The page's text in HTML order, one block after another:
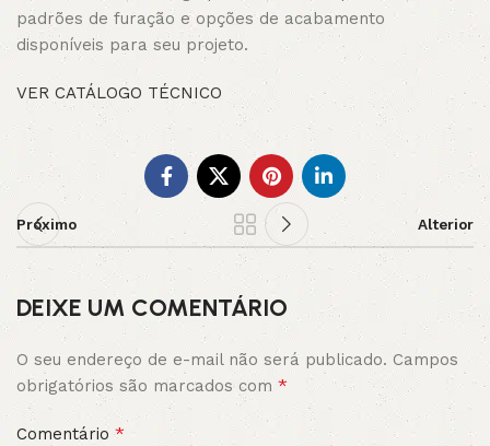
padrões de furação e opções de acabamento
disponíveis para seu projeto.
VER CATÁLOGO TÉCNICO
Próximo Alterior
DEIXE UM COMENTÁRIO
O seu endereço de e-mail não será publicado. Campos
obrigatórios são marcados com *
Comentário*